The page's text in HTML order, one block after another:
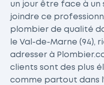
un jour être face à un
joindre ce
plombier de qualité
le Val-de-Marne (94),
adresser à
clients sont des plus
comme partout dans